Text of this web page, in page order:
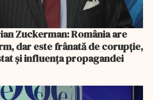
dar este frânată de corupție,
și influența propagandei